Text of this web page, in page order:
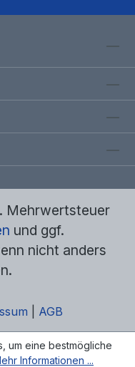
Mehrwertsteuer
und ggf.
nicht anders
AGB
um eine bestmögliche
Informationen ...